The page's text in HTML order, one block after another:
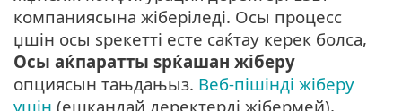
компаниясына жіберіледі. Осы процесс
џшін осы ѕрекетті есте саќтау керек болса,
Осы аќпаратты ѕрќашан жіберу
опциясын тањдањыз. Веб-пішінді жіберу
үшін (ешқандай деректерді жібермей),